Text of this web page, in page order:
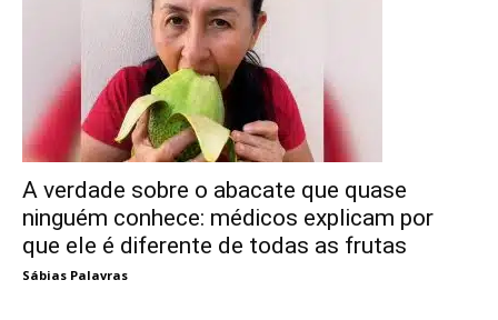
A verdade sobre o abacate que quase
ninguém conhece: médicos explicam por
que ele é diferente de todas as frutas
Sábias Palavras